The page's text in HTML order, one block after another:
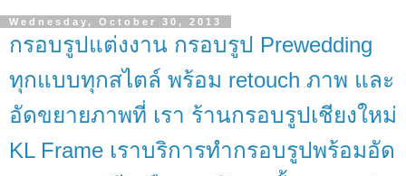
Wednesday, October 30, 2013
กรอบรูปแต่งงาน กรอบรูป Prewedding
ทุกแบบทุกสไตล์ พร้อม retouch ภาพ และ
อัดขยายภาพที่ เรา ร้านกรอบรูปเชียงใหม่
KL Frame เราบริการทำกรอบรูปพร้อมอัด